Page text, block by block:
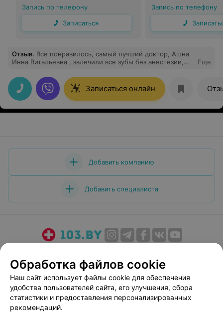
Запись по телефону
Записаться
Запись по телефону
Отзыв. Все понравилось, самый лучший доктор, Ашна
Инна Витальевна , залечили все зубы без анестезии,
Еще
Записаться онлайн
Добавить компанию
Добавить специалиста
Медицинский маркетинг
Публичный договор
Пользовательское соглашение
Способы оплаты
Вакансии
Партнеры
Обработка файлов cookie
Наш сайт использует файлы cookie для обеспечения
удобства пользователей сайта, его улучшения, сбора
статистики и предоставления персонализированных
рекомендаций.